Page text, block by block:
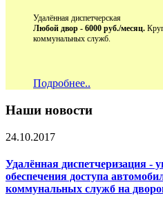
Удалённая диспетчерская
Любой двор - 6000 руб./месяц.
коммунальных служб.
Подробнее..
Наши новости
24.10.2017
Удалённая диспетчеризация -
обеспечения доступа
коммунальных служб на